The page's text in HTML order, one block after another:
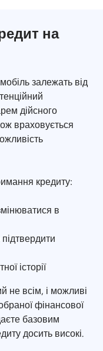
на
залежать від
дійсного
враховується
кредиту:
в
історії
не всім, і можливі
фінансової
базовим
досить високі.